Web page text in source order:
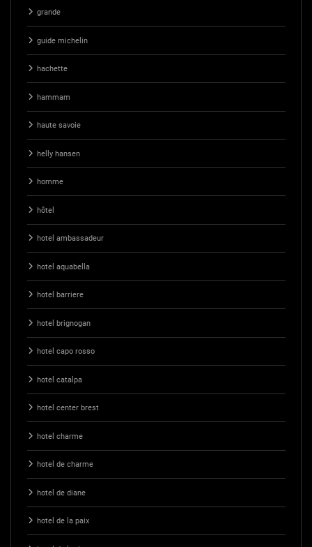
grande
guide michelin
hachette
hammam
haute savoie
helly hansen
homme
hôtel
hotel ambassadeur
hotel aquabella
hotel barriere
hotel brignogan
hotel capo rosso
hotel catalpa
hotel center brest
hotel charme
hotel de charme
hotel de diane
hotel de la paix